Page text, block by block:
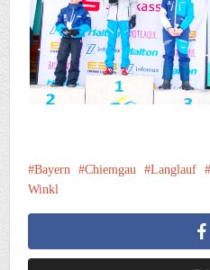
Bayern Chiemgau Langlauf
Winkl